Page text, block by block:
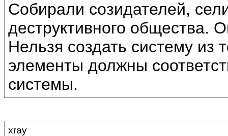
Собирали созидателей,
деструктивного общества.
Нельзя создать систему из
элементы должны
системы.
xray